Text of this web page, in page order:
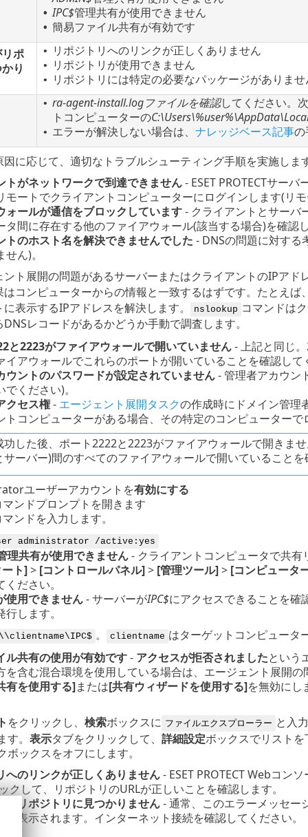
• IPC$管理共有が使用できません
• 簡易ファイル共有が有効です
ポ
り
• リポジトリへのリンクが正しくありません
• リポジトリが使用できません
• リポジトリには特定の必要なパッケージがありませ
• ra-agent-install.logファイルを確認してください。
トコンピューターの
• エラーが解決しない場合は、 ナレッジベース記事の
に応じて、適切なトラブルシューティング手順を実施しま
トがネットワークで到達できません- ESET PROTECTサー
モートでクライアントコンピューターにログインします(リ
ォールが通信をブロックしています- クライアントとサーバ
タ間に存在する他のファイアウォール(該当する場合)を確認
トのホスト名を解決できませんでした - DNSの問題に対する
ん)。
ント展開の問題があるサーバーまたはクライアントのIPアド
はコンピューターからの情報と一致するはずです。たとえば
表示するIPアドレスを解決します。
nslookup コマンドは
レコードがあるかどうか手動で調査します。
と2223がファイアウォールで開いていません- 上記と同じ
イアウォールでこれらのポートが開いていることを確認して
ウントのパスワードが設定されていません- 管理者アカウン
ください)。
クセス権- エージェント展開タスクの作成時にドメイン管理
トコンピューターがある場合、その特定のコンピューター
功した後、ポート2222と2223がファイアウォールで開きま
サーバー)間のすべてのファイアウォールで開いていること
ユーザーアカウントを有効にする
ンドプロンプトを開きます
ンドを入力します。
administrator /active:yes
理共有が使用できません- クライアントコンピュータで共有
ト]> [コントロールパネル]> [管理ツール]> [コンピュータ
ださい。
使用できません- サーバーがIPC$にアクセスできることを確
します。
。 clientname はターゲットコンピュータ
ル共有の使用が有効です- アクセスが拒否されましたという
を含む混合環境を使用している場合は、エージェント展開
有を使用する]または[共有ウィザードを使用する]を無効にし
をクリックし、 検索ボックスに ファイルエクスプローラー と入
。 表示タブをクリックして、 詳細設定ボックスでリスト
ボックスをオフにします。
へのリンクが正しくありません- ESET PROTECT Webコンソ
クして、リポジトリのURLが正しいことを確認します。
がリポジトリに見つかりません- 通常、このエラーメッセー
に表示されます。インターネット接続を確認してください。